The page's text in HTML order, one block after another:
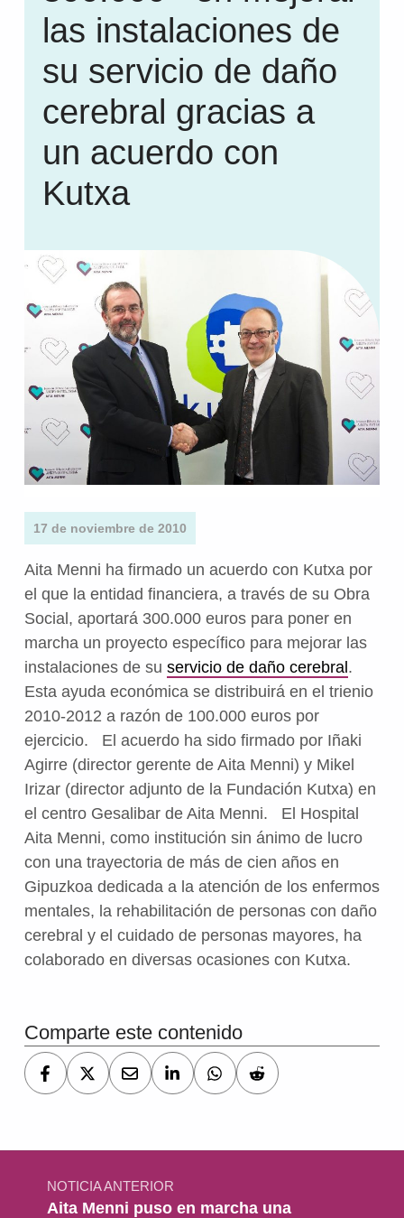
las instalaciones de
su servicio de daño
cerebral gracias a
un acuerdo con
Kutxa
17 de noviembre de 2010
Aita Menni ha firmado un acuerdo con Kutxa por
el que la entidad financiera, a través de su Obra
Social, aportará 300.000 euros para poner en
marcha un proyecto específico para mejorar las
instalaciones de su servicio de daño cerebral .
Esta ayuda económica se distribuirá en el trienio
2010-2012 a razón de 100.000 euros por
ejercicio. El acuerdo ha sido firmado por Iñaki
Agirre (director gerente de Aita Menni) y Mikel
Irizar (director adjunto de la Fundación Kutxa) en
el centro Gesalibar de Aita Menni. El Hospital
Aita Menni, como institución sin ánimo de lucro
con una trayectoria de más de cien años en
Gipuzkoa dedicada a la atención de los enfermos
mentales, la rehabilitación de personas con daño
cerebral y el cuidado de personas mayores, ha
colaborado en diversas ocasiones con Kutxa.
Comparte este contenido
Navegación de entradas
NOTICIA ANTERIOR
Aita Menni puso en marcha una